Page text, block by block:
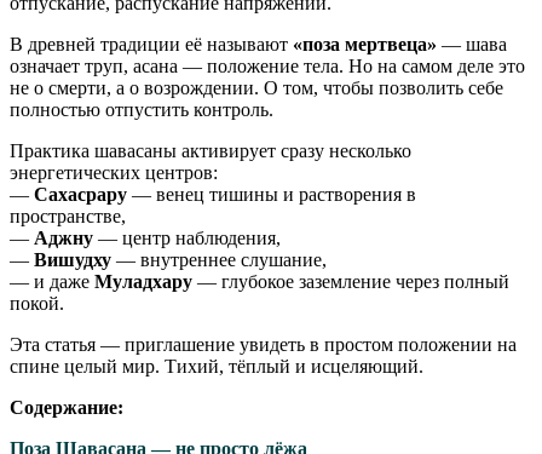
В древней традиции её называют «поза мертвеца» — шава
означает труп, асана — положение тела. Но на самом деле это
не о смерти, а о возрождении. О том, чтобы позволить себе
полностью отпустить контроль.
Практика шавасаны активирует сразу несколько
энергетических центров:
— Сахасрару — венец тишины и растворения в
пространстве,
— Аджну — центр наблюдения,
— Вишудху — внутреннее слушание,
— и даже Муладхару — глубокое заземление через полный
покой.
Эта статья — приглашение увидеть в простом положении на
спине целый мир. Тихий, тёплый и исцеляющий.
Содержание:
Поза Шавасана — не просто лёжа